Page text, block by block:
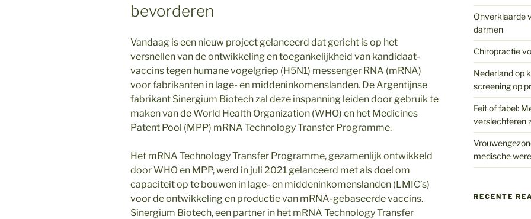
bevorderen
Vandaag is een nieuw project gelanceerd dat gericht is op het
versnellen van de ontwikkeling en toegankelijkheid van kandidaat-
vaccins tegen humane vogelgriep (H5N1) messenger RNA (mRNA)
voor fabrikanten in lage- en middeninkomenslanden. De Argentijnse
fabrikant Sinergium Biotech zal deze inspanning leiden door gebruik te
maken van de World Health Organization (WHO) en het Medicines
Patent Pool (MPP) mRNA Technology Transfer Programme.
Het mRNA Technology Transfer Programme, gezamenlijk ontwikkeld
door WHO en MPP, werd in juli 2021 gelanceerd met als doel om
capaciteit op te bouwen in lage- en middeninkomenslanden (LMIC’s)
voor de ontwikkeling en productie van mRNA-gebaseerde vaccins.
Sinergium Biotech, een partner in het mRNA Technology Transfer
Onverklaarde
darmen
Chiropractie
Nederland op
screening op
Feit of fabel:
verslechteren
medische
RECENTE